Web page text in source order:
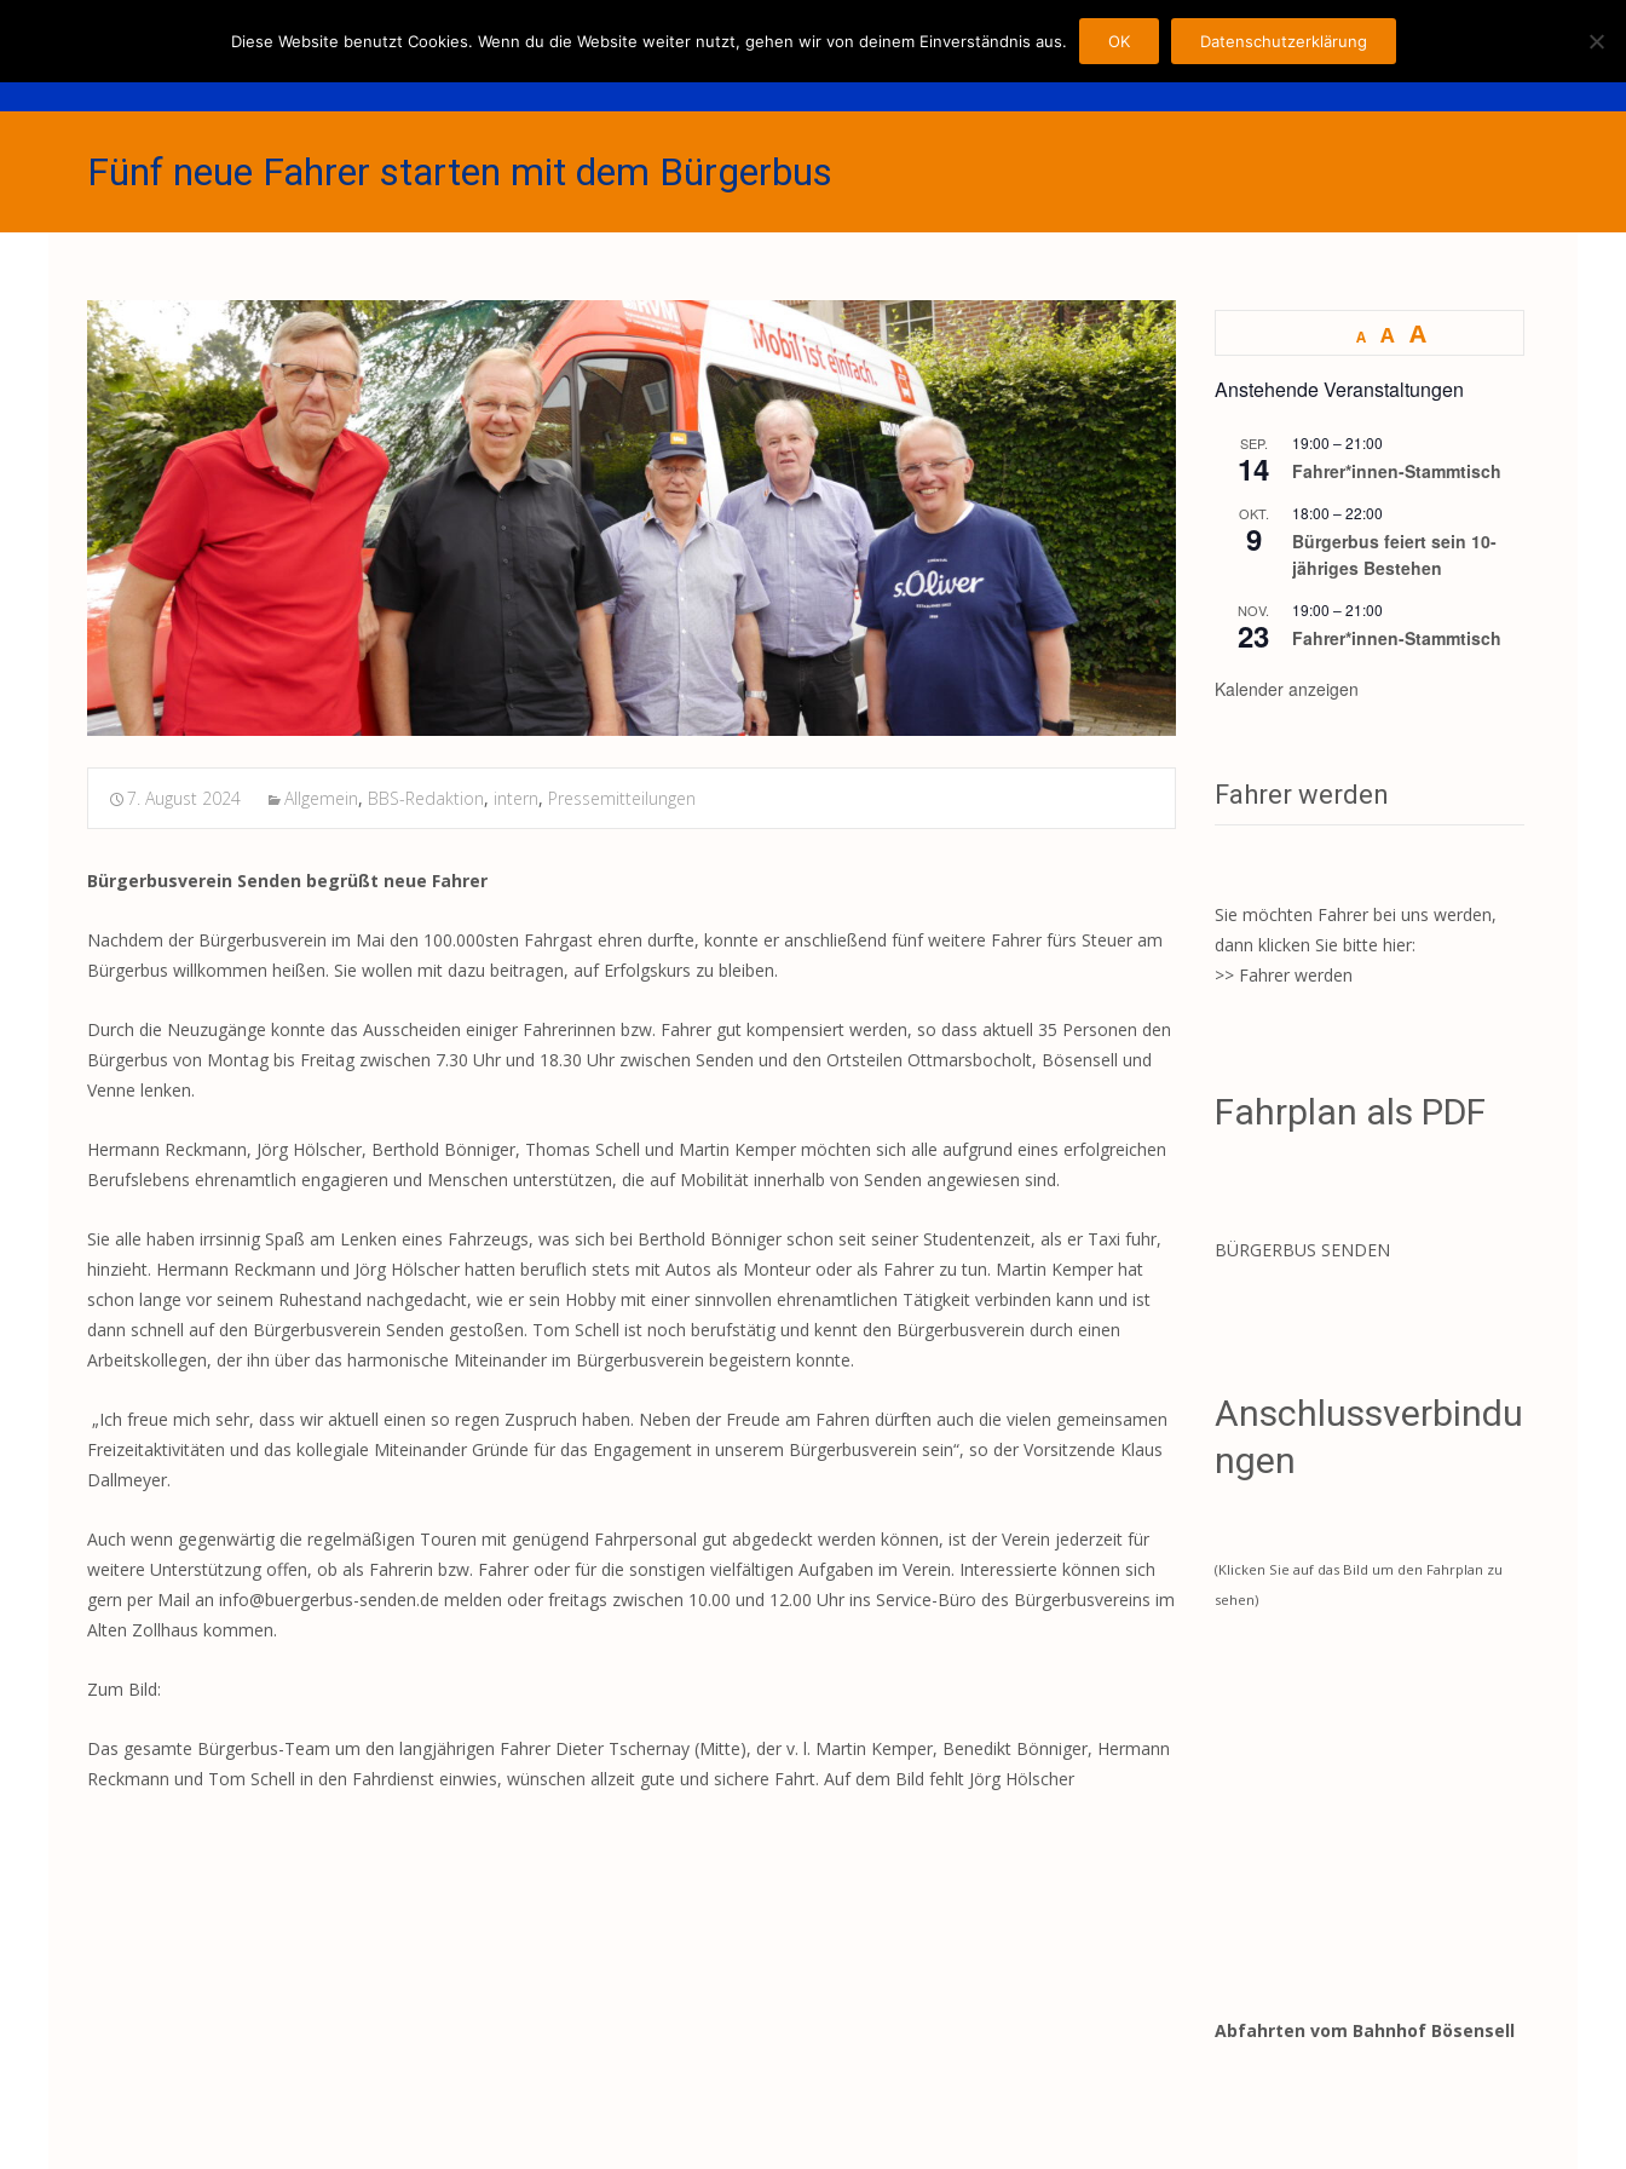
to
content
Fahrplan/-preise Der Verein Fahrer Kontakt Impressum
for:
Fünf neue Fahrer starten mit dem Bürgerbus
7. August 2024 Allgemein, BBS-Redaktion, intern, Pressemitteilungen
Bürgerbusverein Senden begrüßt neue Fahrer
Nachdem der Bürgerbusverein im Mai den 100.000sten Fahrgast ehren durfte, konnte er anschließend fünf weitere Fahrer fürs Steuer am
Bürgerbus willkommen heißen. Sie wollen mit dazu beitragen, auf Erfolgskurs zu bleiben.
Durch die Neuzugänge konnte das Ausscheiden einiger Fahrerinnen bzw. Fahrer gut kompensiert werden, so dass aktuell 35 Personen den
Bürgerbus von Montag bis Freitag zwischen 7.30 Uhr und 18.30 Uhr zwischen Senden und den Ortsteilen Ottmarsbocholt, Bösensell und
Venne lenken.
Hermann Reckmann, Jörg Hölscher, Berthold Bönniger, Thomas Schell und Martin Kemper möchten sich alle aufgrund eines erfolgreichen
Berufslebens ehrenamtlich engagieren und Menschen unterstützen, die auf Mobilität innerhalb von Senden angewiesen sind.
Sie alle haben irrsinnig Spaß am Lenken eines Fahrzeugs, was sich bei Berthold Bönniger schon seit seiner Studentenzeit, als er Taxi fuhr,
hinzieht. Hermann Reckmann und Jörg Hölscher hatten beruflich stets mit Autos als Monteur oder als Fahrer zu tun. Martin Kemper hat
schon lange vor seinem Ruhestand nachgedacht, wie er sein Hobby mit einer sinnvollen ehrenamtlichen Tätigkeit verbinden kann und ist
dann schnell auf den Bürgerbusverein Senden gestoßen. Tom Schell ist noch berufstätig und kennt den Bürgerbusverein durch einen
Arbeitskollegen, der ihn über das harmonische Miteinander im Bürgerbusverein begeistern konnte.
„Ich freue mich sehr, dass wir aktuell einen so regen Zuspruch haben. Neben der Freude am Fahren dürften auch die vielen gemeinsamen
Freizeitaktivitäten und das kollegiale Miteinander Gründe für das Engagement in unserem Bürgerbusverein sein“, so der Vorsitzende Klaus
Dallmeyer.
Auch wenn gegenwärtig die regelmäßigen Touren mit genügend Fahrpersonal gut abgedeckt werden können, ist der Verein jederzeit für
weitere Unterstützung offen, ob als Fahrerin bzw. Fahrer oder für die sonstigen vielfältigen Aufgaben im Verein. Interessierte können sich
gern per Mail an info@buergerbus-senden.de melden oder freitags zwischen 10.00 und 12.00 Uhr ins Service-Büro des Bürgerbusvereins im
Alten Zollhaus kommen.
Zum Bild:
Das gesamte Bürgerbus-Team um den langjährigen Fahrer Dieter Tschernay (Mitte), der v. l. Martin Kemper, Benedikt Bönniger, Hermann
Reckmann und Tom Schell in den Fahrdienst einwies, wünschen allzeit gute und sichere Fahrt. Auf dem Bild fehlt Jörg Hölscher
A A A
Anstehende Veranstaltungen
SEP.
14
19:00 –21:00
Fahrer*innen-Stammtisch
OKT.
9
18:00 –22:00
Bürgerbus feiert sein 10-
jähriges Bestehen
NOV.
23
19:00 –21:00
Fahrer*innen-Stammtisch
Kalender anzeigen
Fahrer werden
Sie möchten Fahrer bei uns werden,
dann klicken Sie bitte hier:
>> Fahrer werden
Fahrplan als PDF
BÜRGERBUS SENDEN
Anschlussverbindu
ngen
(Klicken Sie auf das Bild um den Fahrplan zu
sehen)
Abfahrten vom Bahnhof Bösensell
Diese Website benutzt Cookies. Wenn du die Website weiter nutzt, gehen wir von deinem Einverständnis aus. OK Datenschutzerklärung